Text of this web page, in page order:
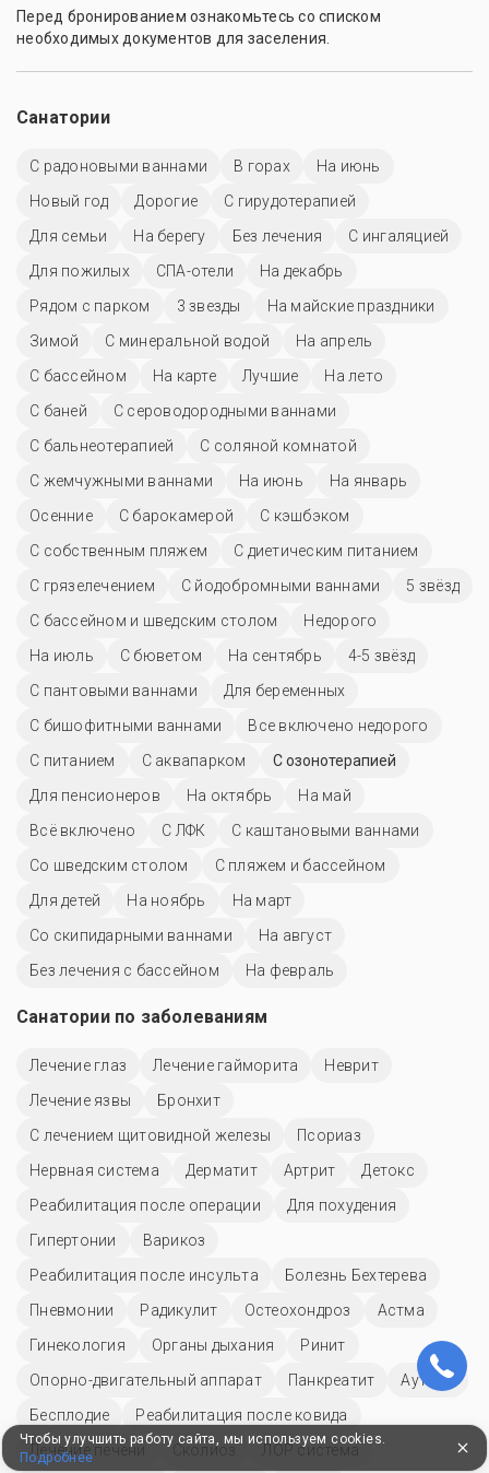
Перед бронированием ознакомьтесь со списком
необходимых документов для заселения.
Санатории
С радоновыми ваннами В горах
На июнь
Новый год
Дорогие
С гирудотерапией
Для семьи
На берегу Без лечения
С ингаляцией
Для пожилых
СПА-отели
На декабрь
Рядом с парком
3 звезды
На майские праздники
Зимой
С минеральной водой
На апрель
C бассейном
На карте Лучшие
На лето
С баней
С сероводородными ваннами
С бальнеотерапией
С соляной комнатой
С жемчужными ваннами
На июнь
На январь
Осенние
С барокамерой
С кэшбэком
С собственным пляжем
С диетическим питанием
С грязелечением
С йодобромными ваннами
5 звёзд
С бассейном и шведским столом
Недорого
На июль
С бюветом На сентябрь
4-5 звёзд
С пантовыми ваннами
Для беременных
С бишофитными ваннами
Все включено недорого
С питанием
С аквапарком
С озонотерапией
Для пенсионеров
На октябрь
На май
Всё включено
С ЛФК
С каштановыми ваннами
Со шведским столом
С пляжем и бассейном
Для детей
На ноябрь
На март
Со скипидарными ваннами
На август
Без лечения с бассейном
На февраль
Санатории по заболеваниям
Лечение глаз Лечение гайморита
Неврит
Лечение язвы
Бронхит
С лечением щитовидной железы
Псориаз
Нервная система
Дерматит Артрит
Детокс
Реабилитация после операции
Для похудения
Гипертонии
Варикоз
Реабилитация после инсульта
Болезнь Бехтерева
Пневмонии
Радикулит Остеохондроз
Астма
Гинекология
Органы дыхания
Ринит
Опорно-двигательный аппарат
Панкреатит
Аутизм
Бесплодие
Реабилитация после ковида
Лечение печени
Сколиоз ЛОР система
Чтобы улучшить работу сайта, мы используем cookies.
Подробнее